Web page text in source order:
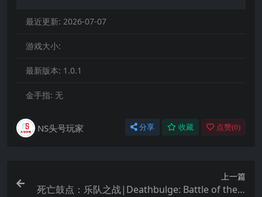
最近更新: 2026-07-07
游戏大小:
最新版本: 1.0.1
金手指: 无
NS头号玩家 分享 收藏 点赞(0)
上一篇
死亡鼓点：乐队之战|Deathbulge: Battle of the B